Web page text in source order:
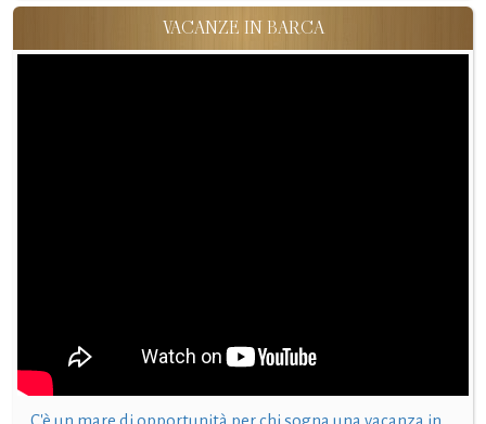
VACANZE IN BARCA
C'è un mare di opportunità per chi sogna una vacanza in